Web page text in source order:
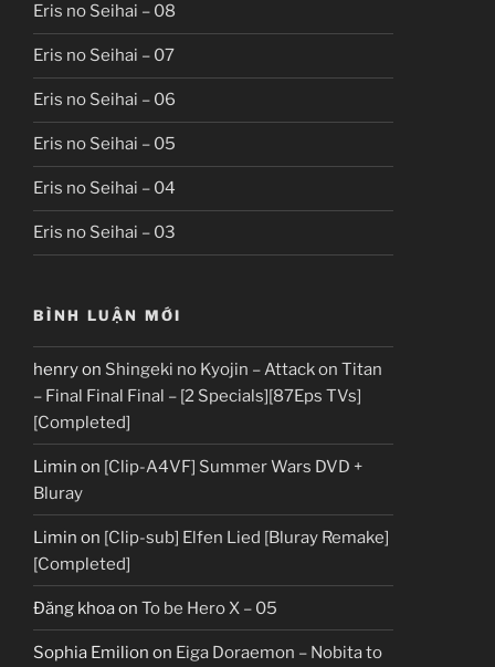
Eris no Seihai – 08
Eris no Seihai – 07
Eris no Seihai – 06
Eris no Seihai – 05
Eris no Seihai – 04
Eris no Seihai – 03
BÌNH LUẬN MỚI
henryon Shingeki no Kyojin – Attack on Titan
– Final Final Final – [2 Specials][87Eps TVs]
[Completed]
Limin on [Clip-A4VF] Summer Wars DVD +
Bluray
Limin on [Clip-sub] Elfen Lied [Bluray Remake]
[Completed]
Đăng khoaon To be Hero X – 05
Sophia Emilion on Eiga Doraemon – Nobita to